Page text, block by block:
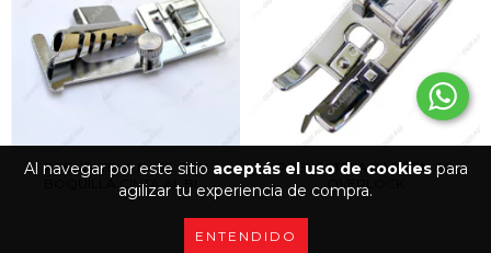
Al navegar por este sitio aceptás el uso de cookiespara
agilizar tu experiencia de compra.
ENTENDIDO
PRENSATELA BASE CON
BOQUILLA CINTA AL BI...
PRENSATELA BASE FALSO